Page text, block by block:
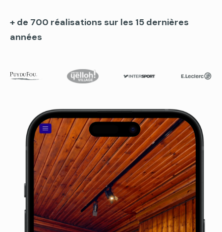
+ de 700 réalisations sur les 15 dernières
années